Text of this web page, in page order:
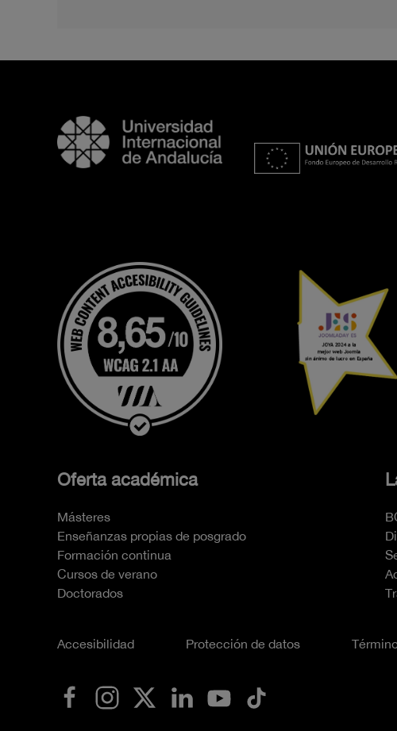
Oferta académica
Másteres
Enseñanzas propias de posgrado
Formación continua
Cursos de verano
Doctorados
Accesibilidad Protección de datos